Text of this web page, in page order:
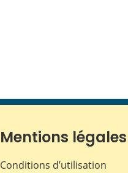
Mentions légales
Conditions d’utilisation